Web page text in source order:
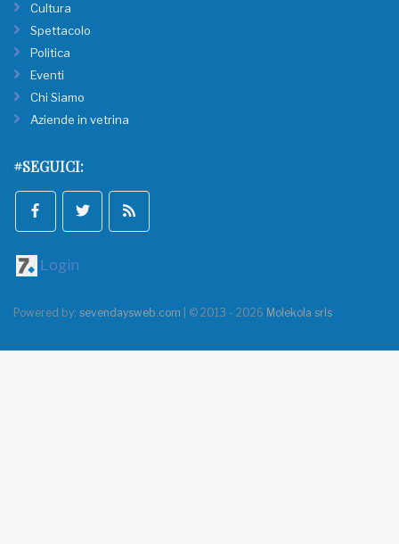
Cultura
Spettacolo
Politica
Eventi
Chi Siamo
Aziende in vetrina
#SEGUICI:
Login
Powered by: sevendaysweb.com | © 2013 - 2026 Molekola srls